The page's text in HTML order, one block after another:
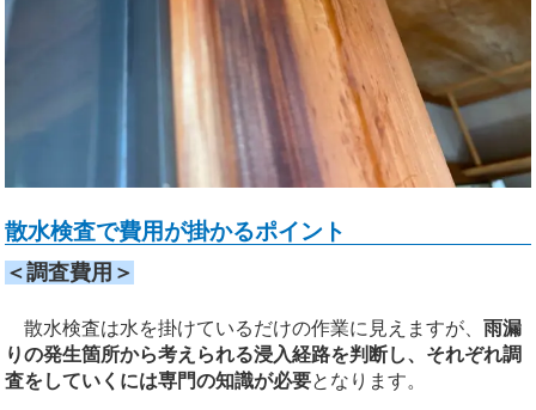
散水検査で費用が掛かるポイント
＜調査費用＞
散水検査は水を掛けているだけの作業に見えますが、雨漏
りの発生箇所から考えられる浸入経路を判断し、それぞれ調
査をしていくには専門の知識が必要となります。